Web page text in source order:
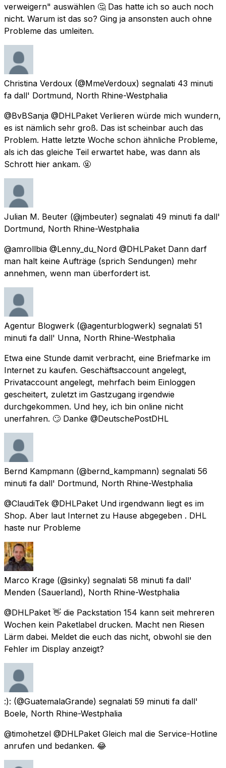
verweigern" auswählen 🤔 Das hatte ich so auch noch
nicht. Warum ist das so? Ging ja ansonsten auch ohne
Probleme das umleiten.
Christina Verdoux (@MmeVerdoux) segnalati 43 minuti
fa dall' Dortmund, North Rhine-Westphalia
@BvBSanja @DHLPaket Verlieren würde mich wundern,
es ist nämlich sehr groß. Das ist scheinbar auch das
Problem. Hatte letzte Woche schon ähnliche Probleme,
als ich das gleiche Teil erwartet habe, was dann als
Schrott hier ankam. 🤬
Julian M. Beuter (@jmbeuter) segnalati 49 minuti fa dall'
Dortmund, North Rhine-Westphalia
@amrollbia @Lenny_du_Nord @DHLPaket Dann darf
man halt keine Aufträge (sprich Sendungen) mehr
annehmen, wenn man überfordert ist.
Agentur Blogwerk (@agenturblogwerk) segnalati 51
minuti fa dall' Unna, North Rhine-Westphalia
Etwa eine Stunde damit verbracht, eine Briefmarke im
Internet zu kaufen. Geschäftsaccount angelegt,
Privataccount angelegt, mehrfach beim Einloggen
gescheitert, zuletzt im Gastzugang irgendwie
durchgekommen. Und hey, ich bin online nicht
unerfahren. 🙄 Danke @DeutschePostDHL
Bernd Kampmann (@bernd_kampmann) segnalati 56
minuti fa dall' Dortmund, North Rhine-Westphalia
@ClaudiTek @DHLPaket Und irgendwann liegt es im
Shop. Aber laut Internet zu Hause abgegeben . DHL
haste nur Probleme
Marco Krage (@sinky) segnalati 58 minuti fa dall'
Menden (Sauerland), North Rhine-Westphalia
@DHLPaket 👋 die Packstation 154 kann seit mehreren
Wochen kein Paketlabel drucken. Macht nen Riesen
Lärm dabei. Meldet die euch das nicht, obwohl sie den
Fehler im Display anzeigt?
:): (@GuatemalaGrande) segnalati 59 minuti fa dall'
Boele, North Rhine-Westphalia
@timohetzel @DHLPaket Gleich mal die Service-Hotline
anrufen und bedanken. 😂